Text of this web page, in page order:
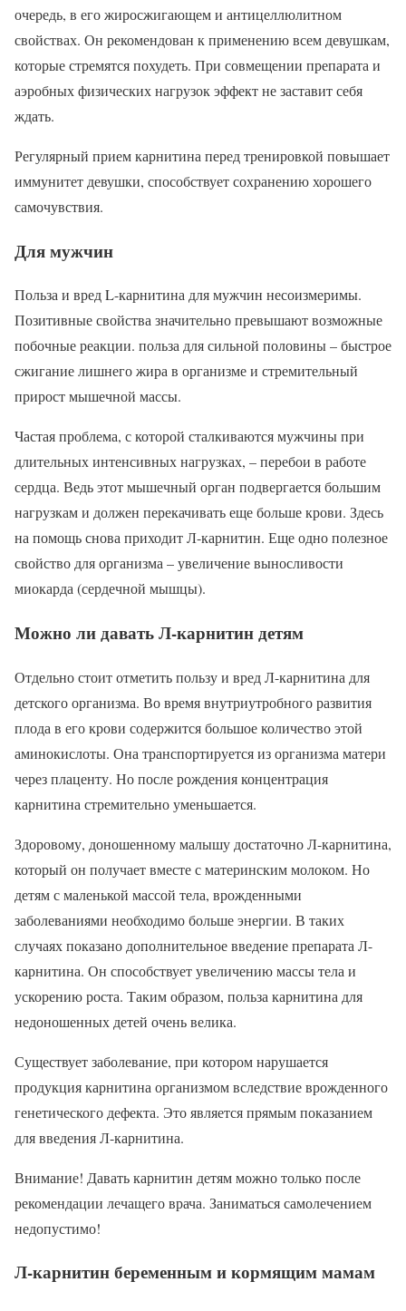
очередь, в его жиросжигающем и антицеллюлитном
свойствах. Он рекомендован к применению всем девушкам,
которые стремятся похудеть. При совмещении препарата и
аэробных физических нагрузок эффект не заставит себя
ждать.
Регулярный прием карнитина перед тренировкой повышает
иммунитет девушки, способствует сохранению хорошего
самочувствия.
Для мужчин
Польза и вред L-карнитина для мужчин несоизмеримы.
Позитивные свойства значительно превышают возможные
побочные реакции. польза для сильной половины – быстрое
сжигание лишнего жира в организме и стремительный
прирост мышечной массы.
Частая проблема, с которой сталкиваются мужчины при
длительных интенсивных нагрузках, – перебои в работе
сердца. Ведь этот мышечный орган подвергается большим
нагрузкам и должен перекачивать еще больше крови. Здесь
на помощь снова приходит Л-карнитин. Еще одно полезное
свойство для организма – увеличение выносливости
миокарда (сердечной мышцы).
Можно ли давать Л-карнитин детям
Отдельно стоит отметить пользу и вред Л-карнитина для
детского организма. Во время внутриутробного развития
плода в его крови содержится большое количество этой
аминокислоты. Она транспортируется из организма матери
через плаценту. Но после рождения концентрация
карнитина стремительно уменьшается.
Здоровому, доношенному малышу достаточно Л-карнитина,
который он получает вместе с материнским молоком. Но
детям с маленькой массой тела, врожденными
заболеваниями необходимо больше энергии. В таких
случаях показано дополнительное введение препарата Л-
карнитина. Он способствует увеличению массы тела и
ускорению роста. Таким образом, польза карнитина для
недоношенных детей очень велика.
Существует заболевание, при котором нарушается
продукция карнитина организмом вследствие врожденного
генетического дефекта. Это является прямым показанием
для введения Л-карнитина.
Внимание! Давать карнитин детям можно только после
рекомендации лечащего врача. Заниматься самолечением
недопустимо!
Л-карнитин беременным и кормящим мамам